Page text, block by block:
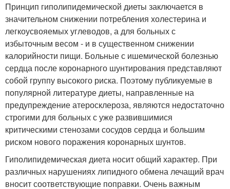
Принцип гиполипидемической диеты заключается в
значительном снижении потребления холестерина и
легкоусвояемых углеводов, а для больных с
избыточным весом - и в существенном снижении
калорийности пищи. Больные с ишемической болезнью
сердца после коронарного шунтирования представляют
собой группу высокого риска. Поэтому публикуемые в
популярной литературе диеты, направленные на
предупреждение атеросклероза, являются недостаточно
строгими для больных с уже развившимися
критическими стенозами сосудов сердца и большим
риском нового поражения коронарных шунтов.
Гиполипидемическая диета носит общий характер. При
различных нарушениях липидного обмена лечащий врач
вносит соответствующие поправки. Очень важным